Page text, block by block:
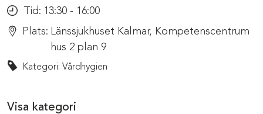
Tid: 13:30 - 16:00
Plats: Länssjukhuset Kalmar, Kompetenscentrum
hus 2 plan 9
Kategori: Vårdhygien
Visa kategori